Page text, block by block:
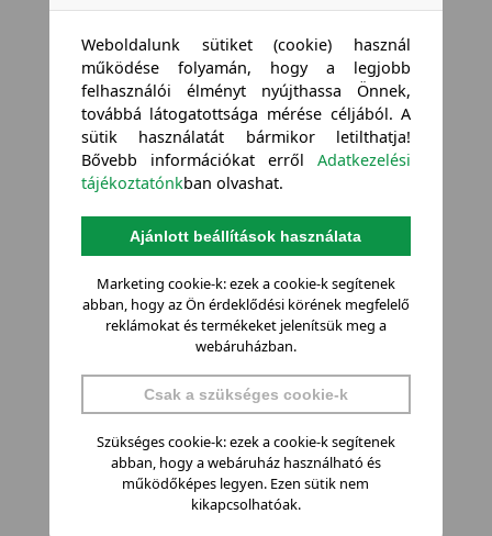
Weboldalunk sütiket (cookie) használ
működése folyamán, hogy a legjobb
felhasználói élményt nyújthassa Önnek,
továbbá látogatottsága mérése céljából. A
sütik használatát bármikor letilthatja!
Bővebb információkat errőlAdatkezelési
tájékoztatónkban olvashat.
Ajánlott beállítások használata
Marketing cookie-k: ezek a cookie-k segítenek
abban, hogy az Ön érdeklődési körének megfelelő
reklámokat és termékeket jelenítsük meg a
webáruházban.
Csak a szükséges cookie-k
Szükséges cookie-k: ezek a cookie-k segítenek
abban, hogy a webáruház használható és
működőképes legyen. Ezen sütik nem
kikapcsolhatóak.